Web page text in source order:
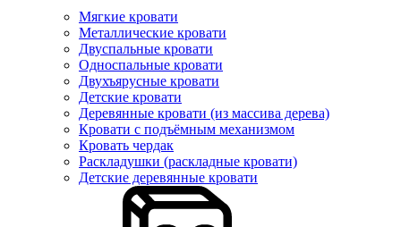
Мягкие кровати
Металлические кровати
Двуспальные кровати
Односпальные кровати
Двухъярусные кровати
Детские кровати
Деревянные кровати (из массива дерева)
Кровати с подъёмным механизмом
Кровать чердак
Раскладушки (раскладные кровати)
Детские деревянные кровати